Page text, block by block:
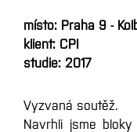
místo: Praha 9 -
klient: CPI
studie: 2017
Vyzvaná soutěž.
Navrhli jsme